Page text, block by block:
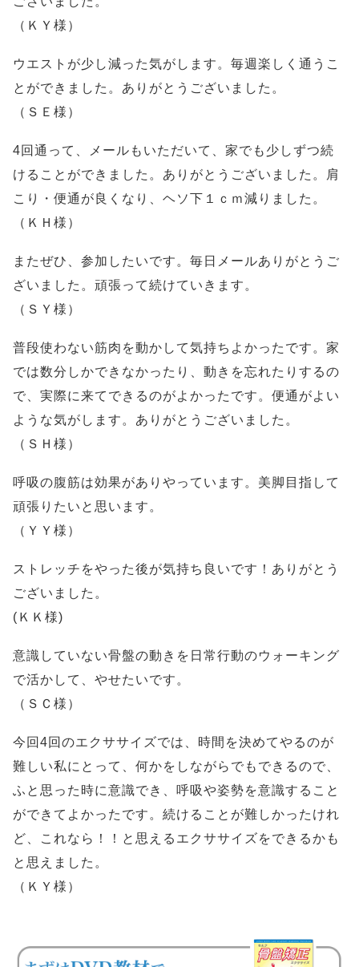
（ＫＹ様）
ウエストが少し減った気がします。毎週楽しく通うこ
とができました。ありがとうございました。
（ＳＥ様）
4回通って、メールもいただいて、家でも少しずつ続
けることができました。ありがとうございました。肩
こり・便通が良くなり、ヘソ下１ｃｍ減りました。
（ＫＨ様）
またぜひ、参加したいです。毎日メールありがとうご
ざいました。頑張って続けていきます。
（ＳＹ様）
普段使わない筋肉を動かして気持ちよかったです。家
では数分しかできなかったり、動きを忘れたりするの
で、実際に来てできるのがよかったです。便通がよい
ような気がします。ありがとうございました。
（ＳＨ様）
呼吸の腹筋は効果がありやっています。美脚目指して
頑張りたいと思います。
（ＹＹ様）
ストレッチをやった後が気持ち良いです！ありがとう
ございました。
(ＫＫ様)
意識していない骨盤の動きを日常行動のウォーキング
で活かして、やせたいです。
（ＳＣ様）
今回4回のエクササイズでは、時間を決めてやるのが
難しい私にとって、何かをしながらでもできるので、
ふと思った時に意識でき、呼吸や姿勢を意識すること
ができてよかったです。続けることが難しかったけれ
ど、これなら！！と思えるエクササイズをできるかも
と思えました。
（ＫＹ様）